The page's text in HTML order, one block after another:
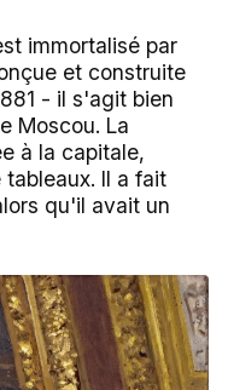
immortalisé par
et construite
- il s'agit bien
Moscou. La
à la capitale,
Il a fait
qu'il avait un